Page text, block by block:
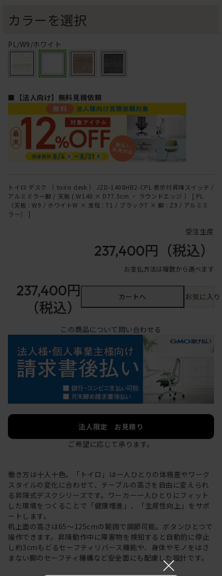
カラーを選択
PL/W9/ホワイト
■【法人向け】無料見積依頼
トイロ デスク （ toiro desk ） JZD-1408HB2-CPL 表示付昇降スイッチ /
アルミミラー脚 / 天板 ( W140 × D77.5cm ・ ラウンドエッジ ） [ PL
（天板 : W9 / ホワイトW × 支柱 : T1 / ブラックT × 脚 : Z9 / アルミミ
ラー） ]
受注生産
237,400円 （税込）
お支払方法は複数から選べます
237,400円
（税込）
カートへ お気に入
この商品について問い合わせる
法人限定 お見積り
ご希望に応じて承ります。
働き方は十人十色。「トイロ」は一人ひとりの体格差やワーク
スタイルの変化に合わせて、テーブルの高さを自由に変えられ
る昇降式デスクシリーズです。ワーカー一人ひとりにフィット
した環境をつくることで「健康増進」、「生産性向上」をサポ
ートします。
机上面の高さは65～125cmの範囲で調節可能。ボタンひとつで
操作できます。昇降動作中に障害物を検知すると自動的に停止
し約3cmもどるセーフティリバース機能や、身体やモノをはさ
まない脚のセーフティ機構など安全面にも配慮した設計です。
×